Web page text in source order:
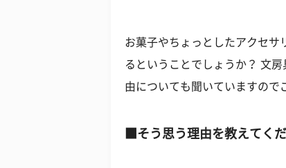
お菓子やちょっとしたアクセサ
るということでしょうか？ 文
由についても聞いていますので
■そう思う理由を教えてく